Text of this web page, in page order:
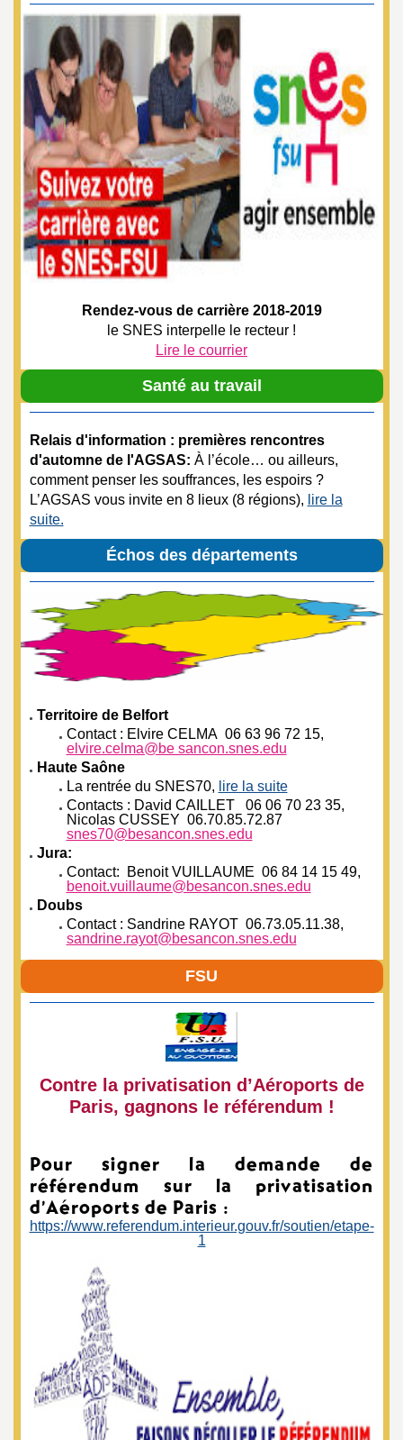
Rendez-vous de carrière 2018-2019
le SNES interpelle le recteur !
Lire le courrier
Santé au travail
Relais d'information : premières rencontres
d'automne de l'AGSAS: À l’école… ou ailleurs,
comment penser les souffrances, les espoirs ?
L’AGSAS vous invite en 8 lieux (8 régions), lire la
suite.
Échos des départements
Territoire de Belfort
Contact : Elvire CELMA 06 63 96 72 15,
elvire.celma@be sancon.snes.edu
Haute Saône
La rentrée du SNES70, lire la suite
Contacts : David CAILLET 06 06 70 23 35,
Nicolas CUSSEY 06.70.85.72.87
snes70@besancon.snes.edu
Jura:
Contact: Benoit VUILLAUME 06 84 14 15 49,
benoit.vuillaume@besancon.snes.edu
Doubs
Contact : Sandrine RAYOT 06.73.05.11.38,
sandrine.rayot@besancon.snes.edu
FSU
Contre la privatisation d’Aéroports de
Paris, gagnons le référendum !
Pour signer la demande de
référendum sur la privatisation
d’Aéroports de Paris :
https://www.referendum.interieur.gouv.fr/soutien/etape-
1